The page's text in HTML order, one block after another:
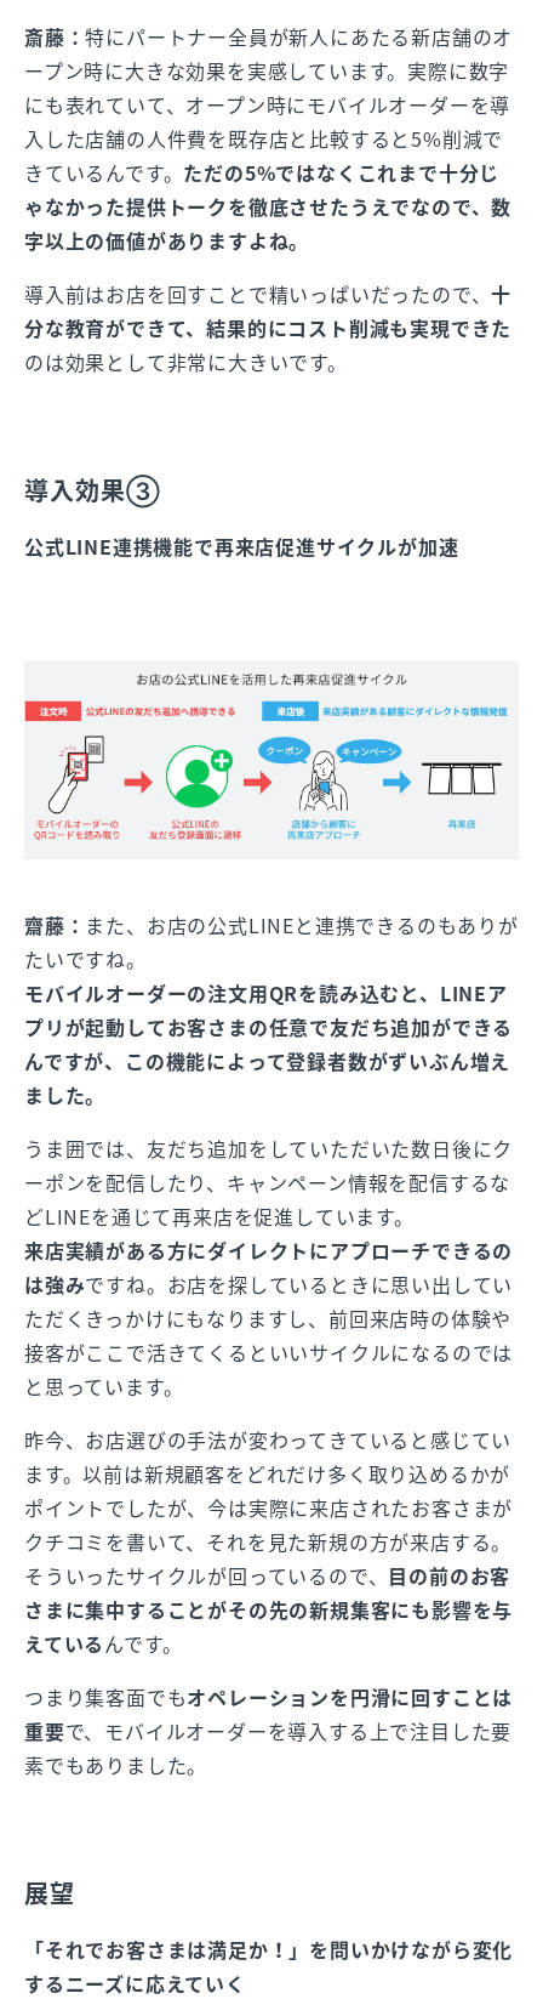
斎藤：特にパートナー全員が新人にあたる新店舗のオ
ープン時に大きな効果を実感しています。実際に数字
にも表れていて、オープン時にモバイルオーダーを導
入した店舗の人件費を既存店と比較すると5%削減で
きているんです。 ただの5%ではなくこれまで十分じ
ゃなかった提供トークを徹底させたうえでなので、数
字以上の価値がありますよね。
導入前はお店を回すことで精いっぱいだったので、十
分な教育ができて、結果的にコスト削減も実現できた
のは効果として非常に大きいです。
導入効果③
公式LINE連携機能で再来店促進サイクルが加速
齋藤： また、お店の公式LINEと連携できるのもありが
たいですね。
モバイルオーダーの注文用QRを読み込むと、LINEア
プリが起動してお客さまの任意で友だち追加ができる
んですが、この機能によって登録者数がずいぶん増え
ました。
うま囲では、友だち追加をしていただいた数日後にク
ーポンを配信したり、キャンペーン情報を配信するな
どLINEを通じて再来店を促進しています。
来店実績がある方にダイレクトにアプローチできるの
は強みですね。お店を探しているときに思い出してい
ただくきっかけにもなりますし、前回来店時の体験や
接客がここで活きてくるといいサイクルになるのでは
と思っています。
昨今、お店選びの手法が変わってきていると感じてい
ます。以前は新規顧客をどれだけ多く取り込めるかが
ポイントでしたが、今は実際に来店されたお客さまが
クチコミを書いて、それを見た新規の方が来店する。
そういったサイクルが回っているので、 目の前のお客
さまに集中することがその先の新規集客にも影響を与
えているんです。
つまり集客面でもオペレーションを円滑に回すことは
重要で、モバイルオーダーを導入する上で注目した要
素でもありました。
展望
「それでお客さまは満足か！」を問いかけながら変化
するニーズに応えていく